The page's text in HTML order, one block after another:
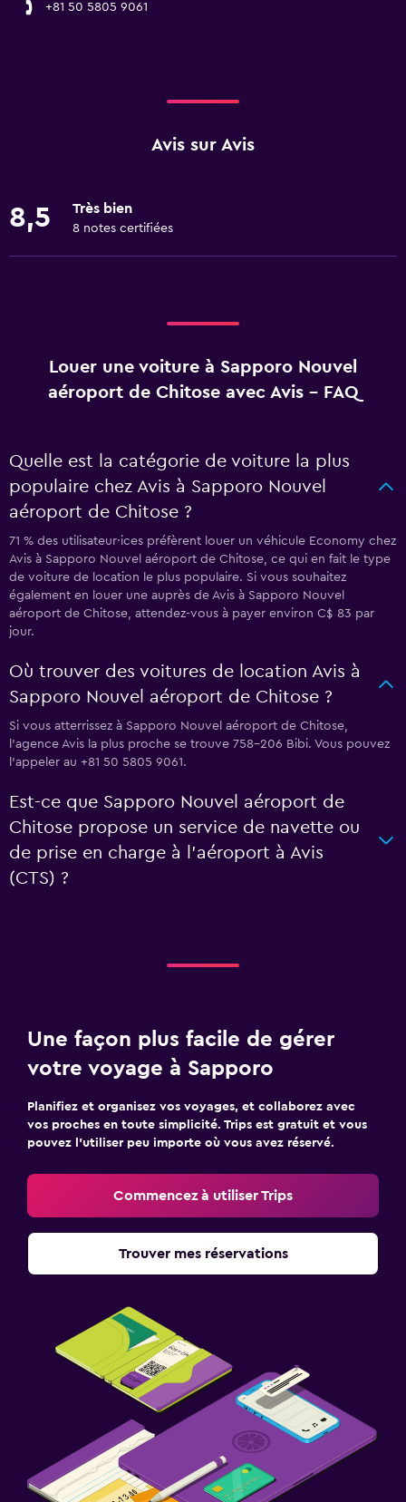
+81 50 5805 9061
Avis sur Avis
8,5 Très bien
8 notes certifiées
Louer une voiture à Sapporo Nouvel
aéroport de Chitose avec Avis - FAQ
Quelle est la catégorie de voiture la plus
populaire chez Avis à Sapporo Nouvel
aéroport de Chitose ?
71 % des utilisateur·ices préfèrent louer un véhicule Economy chez
Avis à Sapporo Nouvel aéroport de Chitose, ce qui en fait le type
de voiture de location le plus populaire. Si vous souhaitez
également en louer une auprès de Avis à Sapporo Nouvel
aéroport de Chitose, attendez-vous à payer environ C$ 83 par
jour.
Où trouver des voitures de location Avis à
Sapporo Nouvel aéroport de Chitose ?
Si vous atterrissez à Sapporo Nouvel aéroport de Chitose,
l’agence Avis la plus proche se trouve 758-206 Bibi. Vous pouvez
l’appeler au +81 50 5805 9061.
Est-ce que Sapporo Nouvel aéroport de
Chitose propose un service de navette ou
de prise en charge à l’aéroport à Avis
(CTS) ?
Une façon plus facile de gérer
votre voyage à Sapporo
Planifiez et organisez vos voyages, et collaborez avec
vos proches en toute simplicité. Trips est gratuit et vous
pouvez l’utiliser peu importe où vous avez réservé.
Commencez à utiliser Trips
Trouver mes réservations